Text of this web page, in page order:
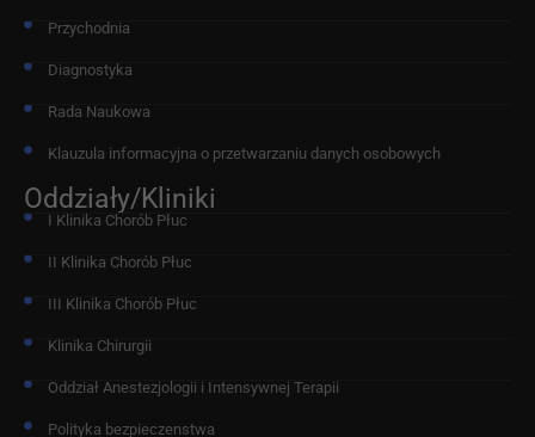
Przychodnia
Diagnostyka
Rada Naukowa
Klauzula informacyjna o przetwarzaniu danych osobowych
Oddziały/Kliniki
I Klinika Chorób Płuc
II Klinika Chorób Płuc
III Klinika Chorób Płuc
Klinika Chirurgii
Oddział Anestezjologii i Intensywnej Terapii
Polityka bezpieczenstwa